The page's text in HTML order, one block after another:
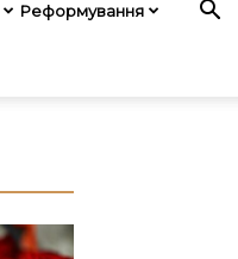
Реформування